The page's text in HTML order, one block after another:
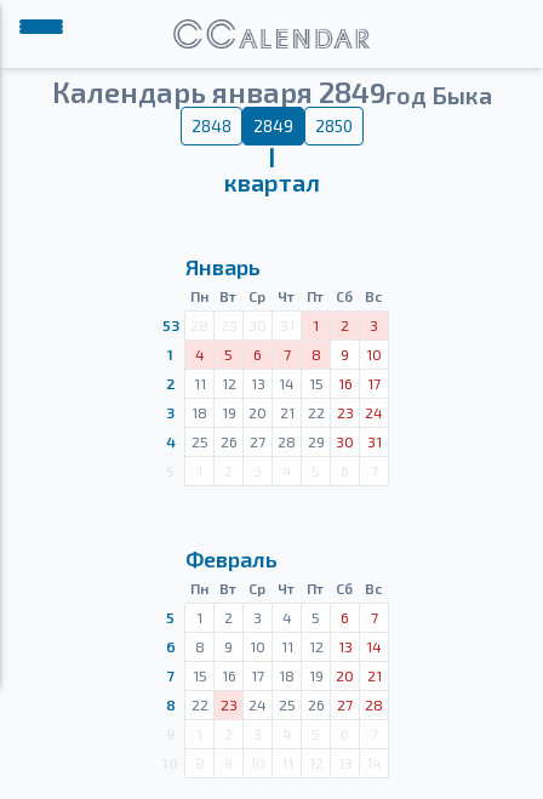
Календарь января 2849год Быка
2848 2849 2850
Ⅰ
квартал
Январь
Пн Вт Ср Чт Пт Сб
Вс
53
28 29 30 31 1 2
3
1
4 5 6 7 8 9
10
2
11 12 13 14 15 16
17
3
18 19 20 21 22 23
24
4
25 26 27 28 29 30
31
1 2 3 4 5 6 7
Февраль
Пн Вт Ср Чт Пт Сб
Вс
5
1 2 3 4 5 6
7
6
8 9 10 11 12 13
14
7
15 16 17 18 19 20
21
8
22 23 24 25 26 27
28
1 2 3 4 5 6
7
8 9 10 11 12 13 14